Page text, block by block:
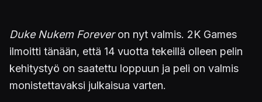
Duke Nukem Foreveron nyt valmis. 2K Games
ilmoitti tänään, että 14 vuotta tekeillä olleen pelin
kehitystyö on saatettu loppuun ja peli on valmis
monistettavaksi julkaisua varten.